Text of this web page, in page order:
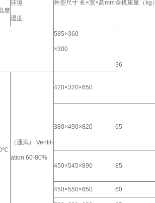
外型尺寸 长×宽×高mm全机重量（kg）
度
环境
湿度
585×360
×300
36
（通风） Ventil-
ation 60-80%
420×320×650
380×490×820 65
450×545×890
85
450×550×650 60